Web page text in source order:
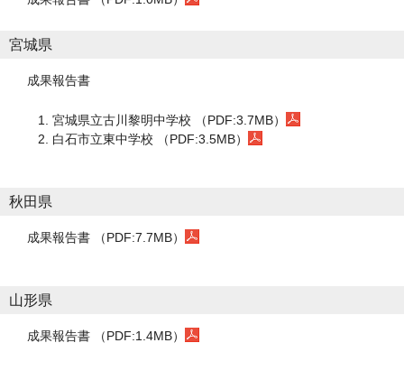
宮城県
成果報告書
宮城県立古川黎明中学校 （PDF:3.7MB）
白石市立東中学校 （PDF:3.5MB）
秋田県
成果報告書 （PDF:7.7MB）
山形県
成果報告書 （PDF:1.4MB）